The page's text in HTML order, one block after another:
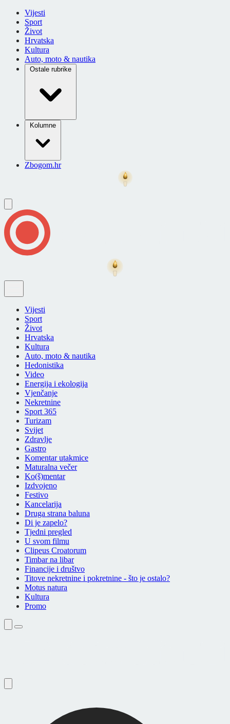
Vijesti
Sport
Život
Hrvatska
Kultura
Auto, moto & nautika
Ostale rubrike
Kolumne
Zbogom.hr
Vijesti
Sport
Život
Hrvatska
Kultura
Auto, moto & nautika
Hedonistika
Video
Energija i ekologija
Vjenčanje
Nekretnine
Sport 365
Turizam
Svijet
Zdravlje
Gastro
Komentar utakmice
Maturalna večer
Ko(š)mentar
Izdvojeno
Festivo
Kancelarija
Druga strana baluna
Di je zapelo?
Tjedni pregled
U svom filmu
Clipeus Croatorum
Timbar na libar
Financije i društvo
Titove nekretnine i pokretnine - što je ostalo?
Motus natura
Kultura
Promo